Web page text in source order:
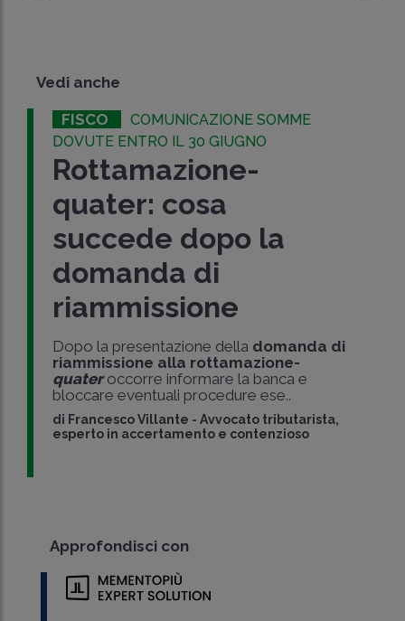
Vedi anche
FISCO
COMUNICAZIONE SOMME
DOVUTE ENTRO IL 30 GIUGNO
Rottamazione-
quater: cosa
succede dopo la
domanda di
riammissione
Dopo la presentazione della domanda di
riammissione alla rottamazione-
quateroccorre informare la banca e
bloccare eventuali procedure ese..
di Francesco Villante -Avvocato tributarista,
esperto in accertamento e contenzioso
Approfondisci con